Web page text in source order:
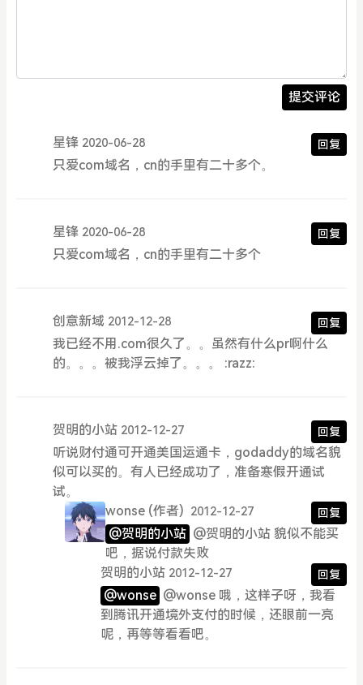
提交评论
星锋 2020-06-28 回复
只爱com域名，cn的手里有二十多个。
星锋 2020-06-28 回复
只爱com域名，cn的手里有二十多个
创意新域 2012-12-28 回复
我已经不用.com很久了。。虽然有什么pr啊什么
的。。。被我浮云掉了。。。 :razz:
贺明的小站 2012-12-27 回复
听说财付通可开通美国运通卡，godaddy的域名貌
似可以买的。有人已经成功了，准备寒假开通试
试。
wonse (作者) 2012-12-27 回复
@贺明的小站 @贺明的小站 貌似不能买
吧，据说付款失败
贺明的小站 2012-12-27 回复
@wonse @wonse 哦，这样子呀，我看
到腾讯开通境外支付的时候，还眼前一亮
呢，再等等看看吧。